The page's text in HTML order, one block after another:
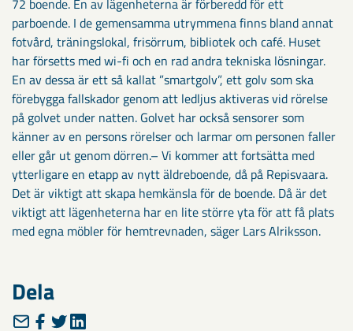
parboende. I de gemensamma utrymmena finns bland annat
fotvård, träningslokal, frisörrum, bibliotek och café. Huset
har försetts med wi-fi och en rad andra tekniska lösningar.
En av dessa är ett så kallat ”smartgolv”, ett golv som ska
förebygga fallskador genom att ledljus aktiveras vid rörelse
på golvet under natten. Golvet har också sensorer som
känner av en persons rörelser och larmar om personen faller
eller går ut genom dörren.– Vi kommer att fortsätta med
ytterligare en etapp av nytt äldreboende, då på Repisvaara.
Det är viktigt att skapa hemkänsla för de boende. Då är det
viktigt att lägenheterna har en lite större yta för att få plats
med egna möbler för hemtrevnaden, säger Lars Alriksson.
Dela